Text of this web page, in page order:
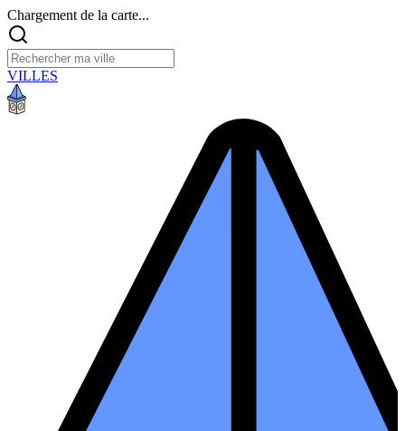
Chargement de la carte...
VILLES